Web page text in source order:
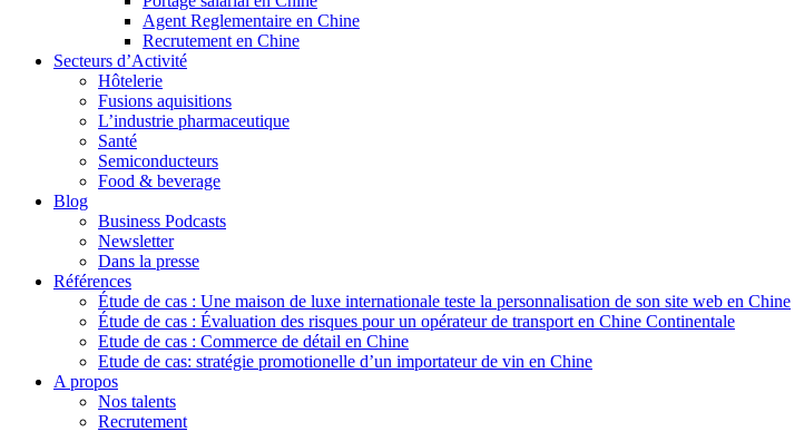
Agent Reglementaire en Chine
Recrutement en Chine
Secteurs d’Activité
Hôtelerie
Fusions aquisitions
L’industrie pharmaceutique
Santé
Semiconducteurs
Food & beverage
Blog
Business Podcasts
Newsletter
Dans la presse
Références
Étude de cas : Une maison de luxe internationale teste la personnalisation de son site web en Chine
Étude de cas : Évaluation des risques pour un opérateur de transport en Chine Continentale
Etude de cas : Commerce de détail en Chine
Etude de cas: stratégie promotionelle d’un importateur de vin en Chine
A propos
Nos talents
Recrutement